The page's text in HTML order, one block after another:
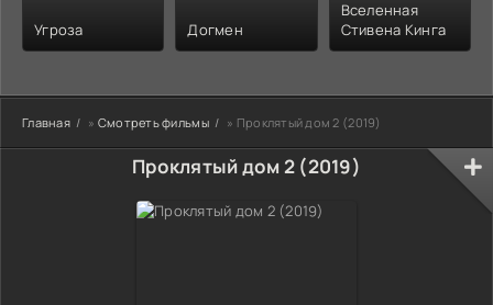
Угроза Догмен
Вселенная
Стивена Кинга
Главная » Смотреть фильмы » Проклятый дом 2 (2019)
Проклятый дом 2 (2019)